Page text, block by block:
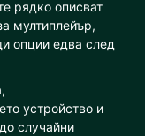
рядко описват
мултиплейър,
опции едва след
устройство и
случайни